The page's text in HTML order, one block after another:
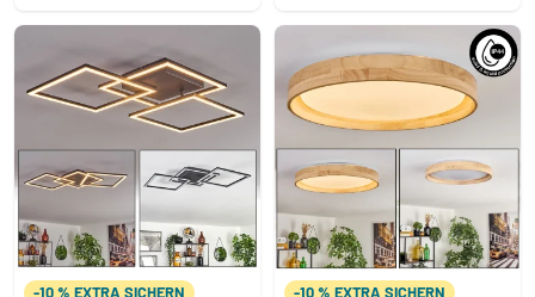
-10 % EXTRA SICHERN -10 % EXTRA SICHERN